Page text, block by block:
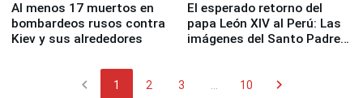
Al menos 17 muertos en
bombardeos rusos contra
Kiev y sus alrededores
El esperado retorno del
papa León XIV al Perú: Las
imágenes del Santo Padre
chevron_left 1 2 3 10 chevron_right